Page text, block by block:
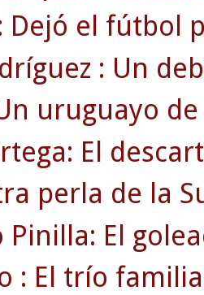
Dejó el fútbol
: Un
uruguayo
El
perla de la
Pinilla: El
: El trío